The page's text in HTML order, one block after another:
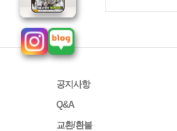
공지사항
Q&A
교환/환불